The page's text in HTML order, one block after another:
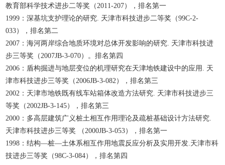
教育部科学技术进步二等奖（2011-207），排名第一
1999：深基坑支护理论的研究. 天津市科技进步二等奖（99C-2-
033），排名第二
2007：海河两岸综合地质环境对总体开发影响的研究. 天津市科技进
步三等奖（2007JB-3-070）。排名第四
2006：盾构掘进与地层变位的机理研究在天津地铁建设中的应用. 天
津市科技进步三等奖（2006JB-3-082），排名第三
2002：天津市地铁既有线车站箱体改造方法研究. 天津市科技进步三
等奖（2002JB-3-145），排名第三
2000：多高层建筑广义桩土相互作用理论及疏桩基础设计方法研究.
天津市科技进步三等奖 （2000JB-3-053），排名第一
1998：结构—桩—土体系相互作用地震反应分析及实用开发.天津市科
技进步三等奖（98C-3-084），排名第四